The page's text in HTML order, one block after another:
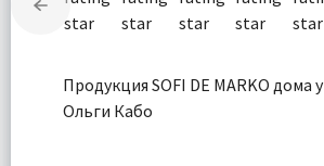
Продукция SOFI DE MARKO дома у
Ольги Кабо